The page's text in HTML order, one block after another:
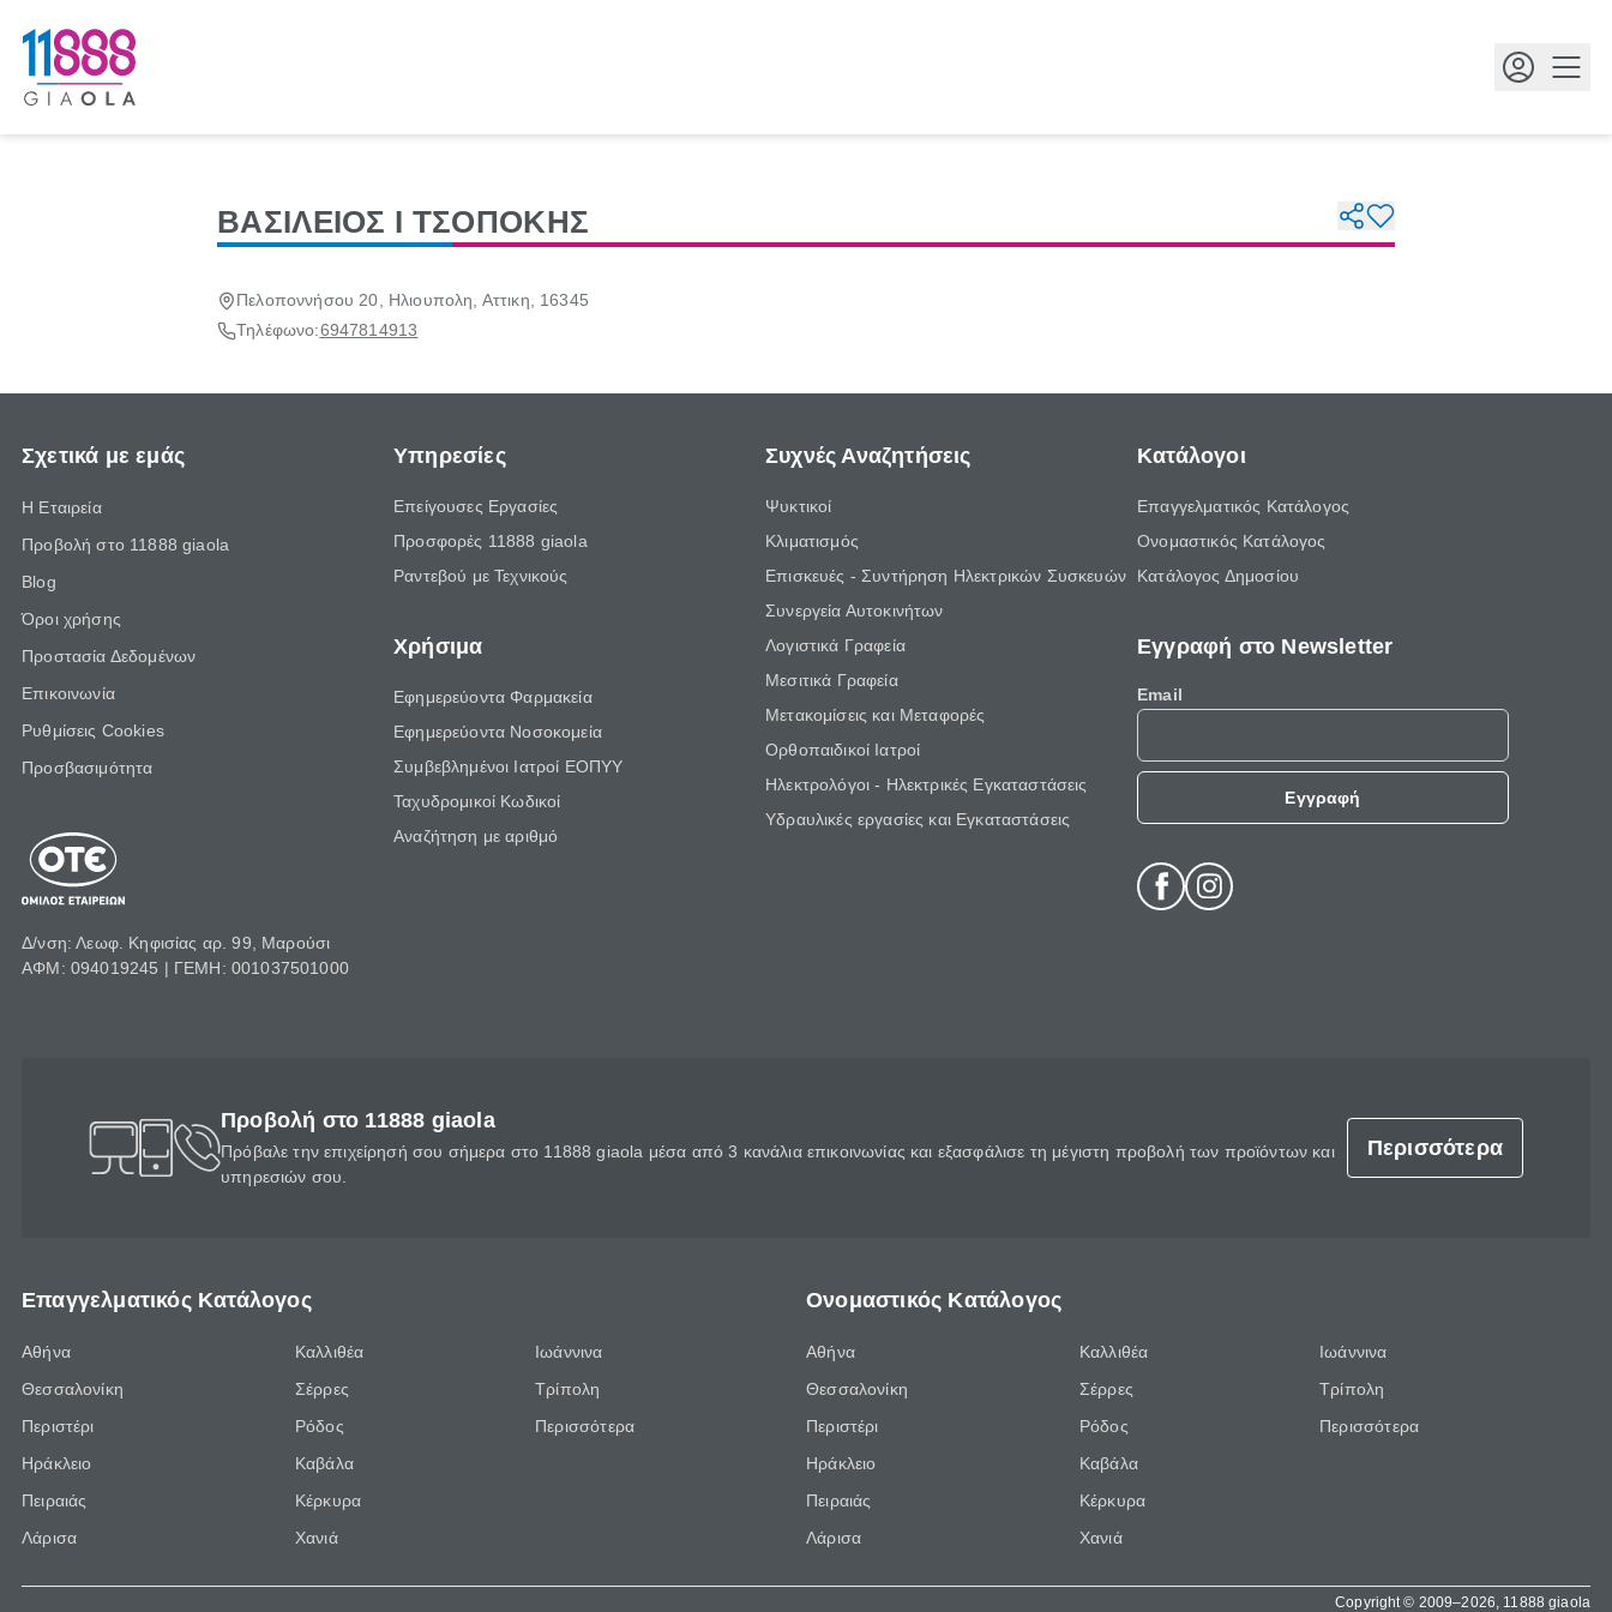
ΒΑΣΙΛΕΙΟΣ Ι ΤΣΟΠΟΚΗΣ
Πελοποννήσου 20, Ηλιουπολη, Αττικη, 16345
Τηλέφωνο:6947814913
Σχετικά με εμάς
Η Εταιρεία
Προβολή στο 11888 giaola
Blog
Όροι χρήσης
Προστασία Δεδομένων
Επικοινωνία
Ρυθμίσεις Cookies
Προσβασιμότητα
Δ/νση: Λεωφ. Κηφισίας αρ. 99, Μαρούσι
ΑΦΜ: 094019245 | ΓΕΜΗ: 001037501000
Υπηρεσίες
Επείγουσες Εργασίες
Προσφορές 11888 giaola
Ραντεβού με Τεχνικούς
Χρήσιμα
Εφημερεύοντα Φαρμακεία
Εφημερεύοντα Νοσοκομεία
Συμβεβλημένοι Ιατροί ΕΟΠΥΥ
Ταχυδρομικοί Κωδικοί
Αναζήτηση με αριθμό
Συχνές Αναζητήσεις
Ψυκτικοί
Κλιματισμός
Επισκευές - Συντήρηση Ηλεκτρικών Συσκευών
Συνεργεία Αυτοκινήτων
Λογιστικά Γραφεία
Μεσιτικά Γραφεία
Μετακομίσεις και Μεταφορές
Ορθοπαιδικοί Ιατροί
Ηλεκτρολόγοι - Ηλεκτρικές Εγκαταστάσεις
Υδραυλικές εργασίες και Εγκαταστάσεις
Κατάλογοι
Επαγγελματικός Κατάλογος
Ονομαστικός Κατάλογος
Κατάλογος Δημοσίου
Εγγραφή στο Newsletter
Email
Εγγραφή
Προβολή στο 11888 giaola
Πρόβαλε την επιχείρησή σου σήμερα στο 11888 giaola μέσα από 3 κανάλια επικοινωνίας και εξασφάλισε τη μέγιστη προβολή των προϊόντων και
υπηρεσιών σου.
Περισσότερα
Επαγγελματικός Κατάλογος
Αθήνα
Θεσσαλονίκη
Περιστέρι
Ηράκλειο
Πειραιάς
Λάρισα
Καλλιθέα
Σέρρες
Ρόδος
Καβάλα
Κέρκυρα
Χανιά
Ιωάννινα
Τρίπολη
Περισσότερα
Ονομαστικός Κατάλογος
Αθήνα
Θεσσαλονίκη
Περιστέρι
Ηράκλειο
Πειραιάς
Λάρισα
Καλλιθέα
Σέρρες
Ρόδος
Καβάλα
Κέρκυρα
Χανιά
Ιωάννινα
Τρίπολη
Περισσότερα
Copyright © 2009–2026, 11888 giaola